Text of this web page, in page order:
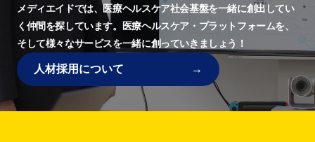
メディエイドでは、医療ヘルスケア社会基盤を一緒に創出してい
く仲間を探しています。
医療ヘルスケア・プラットフォームを、
そして様々なサービスを一緒に創っていきましょう！
人材採用について